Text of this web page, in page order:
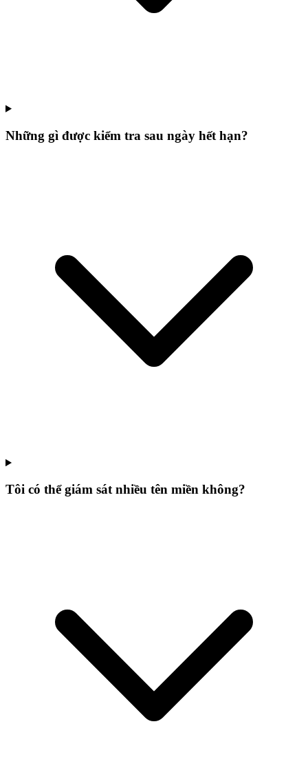
Những gì được kiểm tra sau ngày hết hạn?
Tôi có thể giám sát nhiều tên miền không?